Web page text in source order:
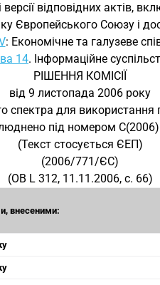
відповідних актів,
Європейського Союзу і
: Економічне та галузеве
14. Інформаційне
РІШЕННЯ КОМІСІЇ
від 9 листопада 2006 року
спектра для використання
під номером
(Текст стосується ЄЕП)
(2006/771/ЄС)
(ОВ L 312, 11.11.2006, с. 66)
внесеними: